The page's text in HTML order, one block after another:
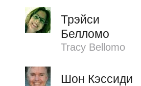
Трэйси
Белломо
Tracy Bellomo
Шон Кэссиди